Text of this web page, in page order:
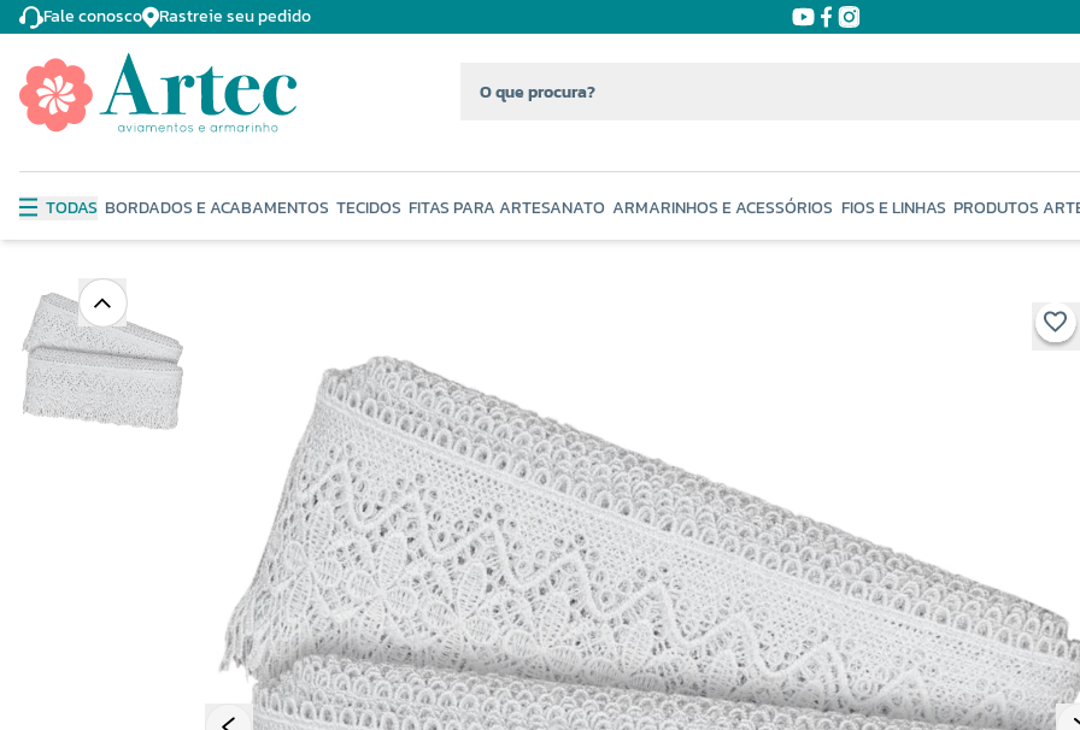
Fale conosco Rastreie seu pedido
TODAS BORDADOS E ACABAMENTOS TECIDOS FITAS PARA ARTESANATO ARMARINHOS E ACESSÓRIOS FIOS E LINHAS PRODUTOS